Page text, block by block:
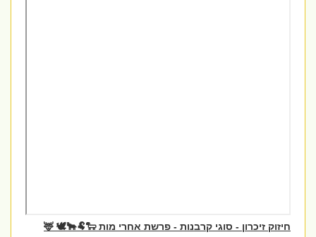
חיזוק זיכרון - סוגי קרבנות - פרשת אחרי מות 🐑🐏🐂🕊️ 🦌